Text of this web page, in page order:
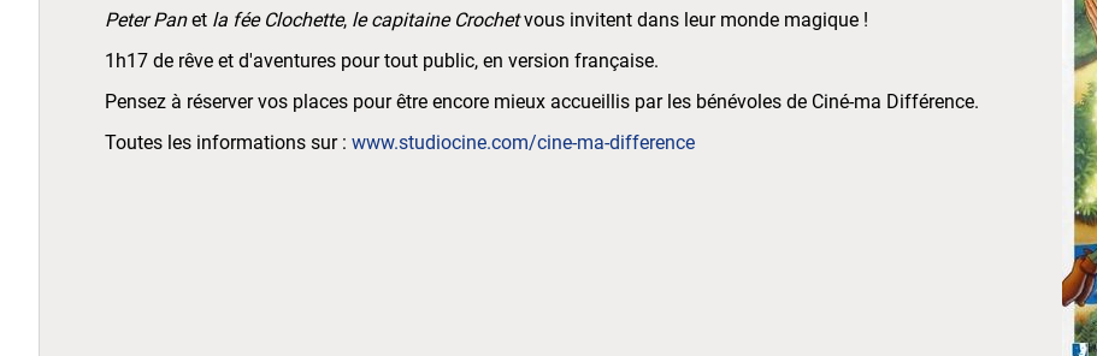
Peter Panet la fée Clochette, le capitaine Crochetvous invitent dans leur monde magique !
1h17 de rêve et d'aventures pour tout public, en version française.
Pensez à réserver vos places pour être encore mieux accueillis par les bénévoles de Ciné-ma Différence.
Toutes les informations sur : www.studiocine.com/cine-ma-difference